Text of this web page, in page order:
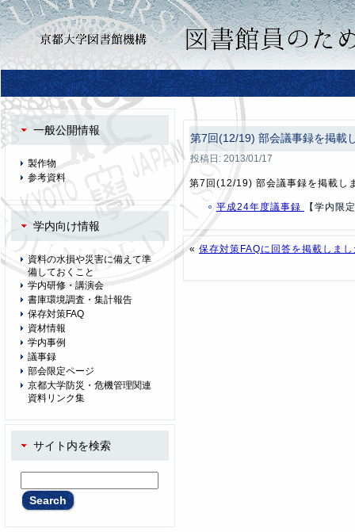
一般公開情報
製作物
参考資料
学内向け情報
資料の水損や災害に備えて準
備しておくこと
学内研修・講演会
書庫環境調査・集計報告
保存対策FAQ
資材情報
学内事例
議事録
部会限定ページ
京都大学防災・危機管理関連
資料リンク集
サイト内を検索
第7回(12/19) 部会議事録を掲載
投稿日: 2013/01/17
第7回(12/19) 部会議事録を掲載し
平成24年度議事録 【学内限
« 保存対策FAQに回答を掲載しま